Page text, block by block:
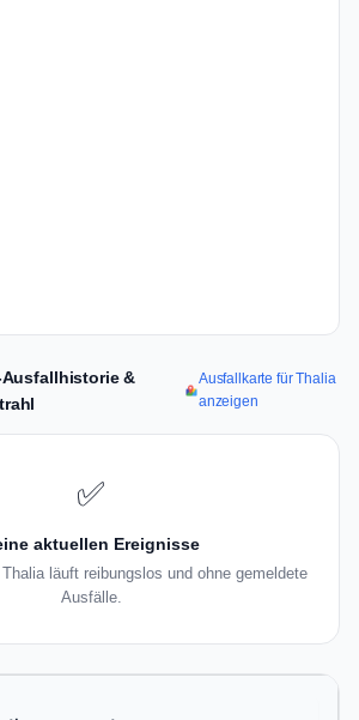
&
Ausfallkarte für Thalia
anzeigen
✅
aktuellen Ereignisse
läuft reibungslos und ohne gemeldete
Ausfälle.